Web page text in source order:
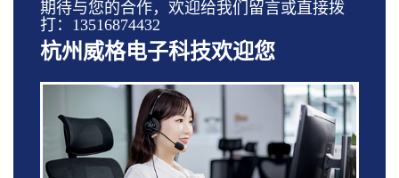
期待与您的合作，欢迎给我们留言或直接拨
打：13516874432
杭州威格电子科技欢迎您